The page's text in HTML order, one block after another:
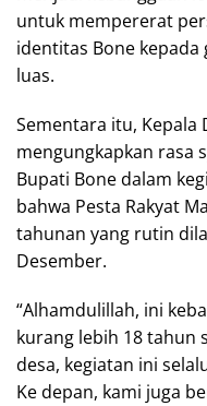
untuk mempererat
identitas Bone
luas.
Sementara itu, Kepala
mengungkapkan rasa
Bupati Bone dalam
bahwa Pesta Rakyat
tahunan yang rutin
Desember.
“Alhamdulillah, ini
kurang lebih 18 tahun
desa, kegiatan ini
Ke depan, kami juga